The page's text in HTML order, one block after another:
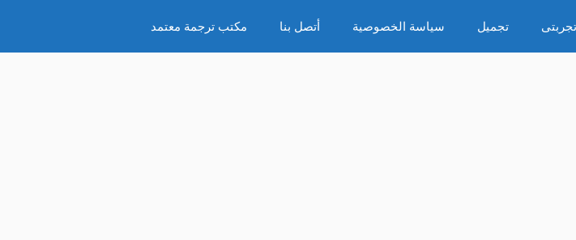
تجربتى تجميل سياسة الخصوصية أتصل بنا مكتب ترجمة معتمد